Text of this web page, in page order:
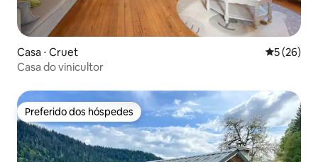
Casa ⋅ Cruet 5 de uma
5 (26)
Casa do vinicultor
Preferido dos hóspedes
Preferido dos hóspedes